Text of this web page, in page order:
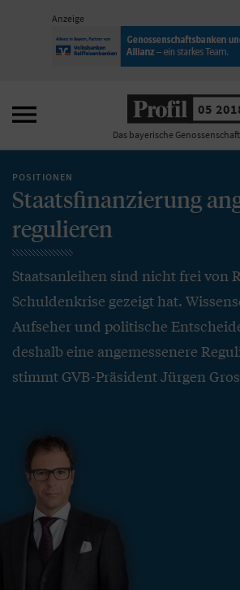
Anzeige
 05
Das bayerische
POSITIONEN
Staatsfinanzierung
regulieren
Staatsanleihen sind nicht frei von
Schuldenkrise gezeigt hat.
Aufseher und politische
deshalb eine angemessenere
stimmt GVB-Präsident Jürgen